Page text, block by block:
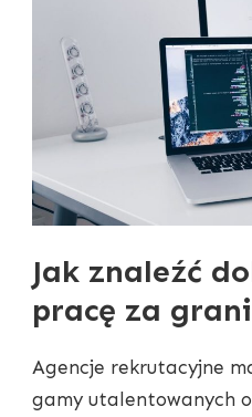
Jak znaleźć
pracę za
Agencje rekrutacyjne
gamy utalentowanych